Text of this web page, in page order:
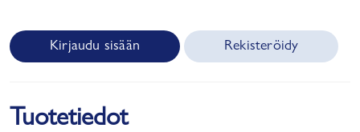
Kirjaudu sisään Rekisteröidy
Tuotetiedot